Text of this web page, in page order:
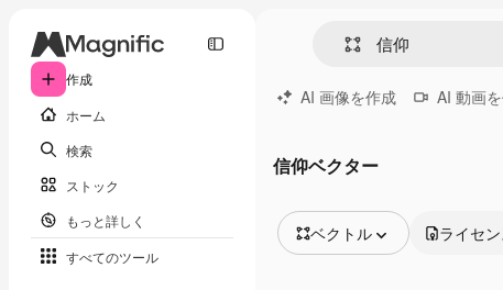
作成
ホーム
検索
ストック
もっと詳しく
すべてのツール
AI 画像を作成 AI 動画
信仰ベクター
ベクトル ライセン